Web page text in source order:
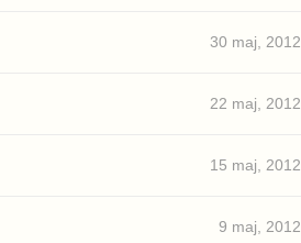
30 maj, 2012
22 maj, 2012
15 maj, 2012
9 maj, 2012